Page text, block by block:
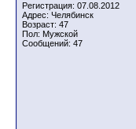
Регистрация: 07.08.2012
Адрес: Челябинск
Возраст: 47
Пол: Мужской
Сообщений: 47